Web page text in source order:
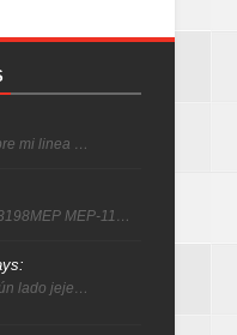
mi linea …
MEP-11…
lado jeje…